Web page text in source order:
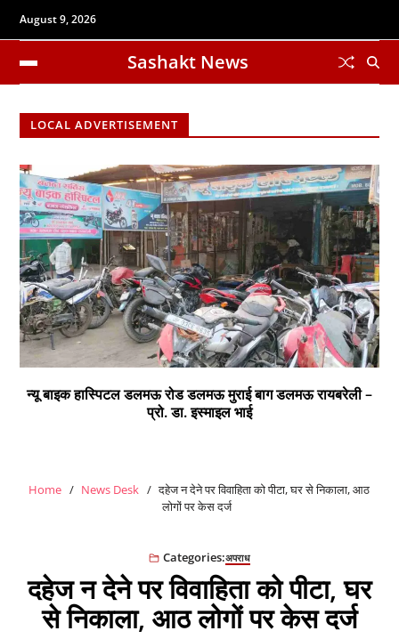
August 9, 2026
Sashakt News
LOCAL ADVERTISEMENT
न्यू बाइक हास्पिटल डलमऊ रोड डलमऊ मुराई बाग डलमऊ रायबरेली –
प्रो. डा. इस्माइल भाई
Home News Desk
दहेज न देने पर विवाहिता को पीटा, घर से निकाला, आठ
लोगों पर केस दर्ज
Categories:अपराध
दहेज न देने पर विवाहिता को पीटा, घर
से निकाला, आठ लोगों पर केस दर्ज